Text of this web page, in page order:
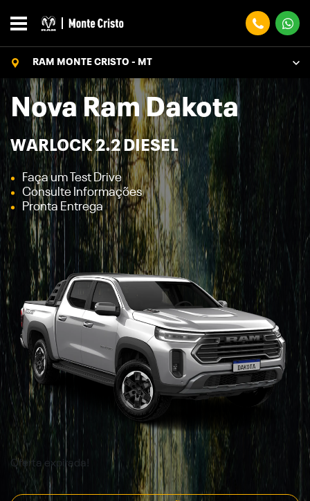
RAM MONTE CRISTO - MT
Nova Ram Dakota
WARLOCK 2.2 DIESEL
Oferta expirada!
Faça um Test Drive
Consulte Informações
Pronta Entrega